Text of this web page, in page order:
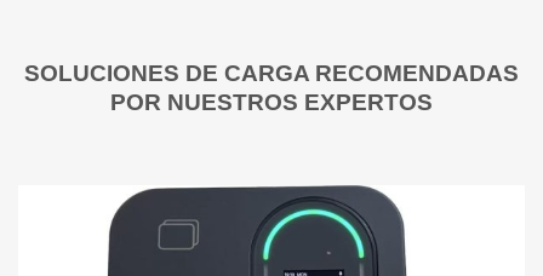
SOLUCIONES DE CARGA RECOMENDADAS
POR NUESTROS EXPERTOS